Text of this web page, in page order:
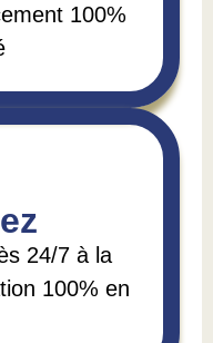
100%
24/7 à la
100% en